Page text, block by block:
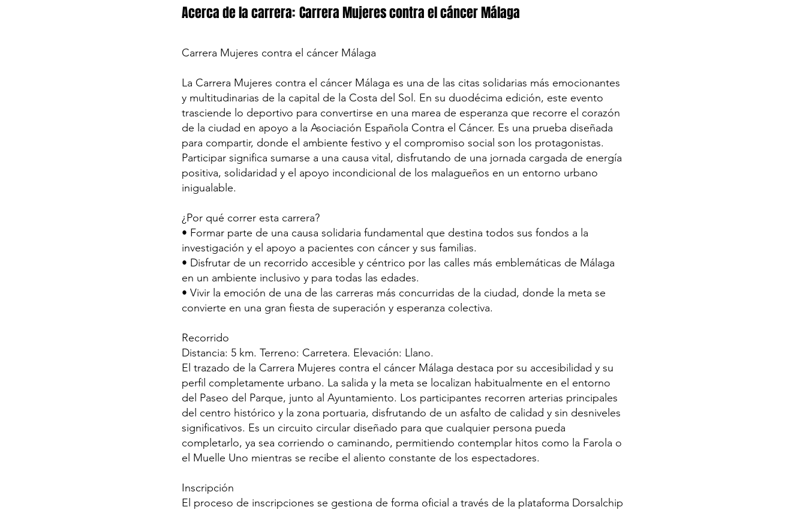
Acerca de la carrera: Carrera Mujeres contra el cáncer Málaga
Carrera Mujeres contra el cáncer Málaga
La Carrera Mujeres contra el cáncer Málaga es una de las citas solidarias más emocionantes
y multitudinarias de la capital de la Costa del Sol. En su duodécima edición, este evento
trasciende lo deportivo para convertirse en una marea de esperanza que recorre el corazón
de la ciudad en apoyo a la Asociación Española Contra el Cáncer. Es una prueba diseñada
para compartir, donde el ambiente festivo y el compromiso social son los protagonistas.
Participar significa sumarse a una causa vital, disfrutando de una jornada cargada de energía
positiva, solidaridad y el apoyo incondicional de los malagueños en un entorno urbano
inigualable.
¿Por qué correr esta carrera?
• Formar parte de una causa solidaria fundamental que destina todos sus fondos a la
investigación y el apoyo a pacientes con cáncer y sus familias.
• Disfrutar de un recorrido accesible y céntrico por las calles más emblemáticas de Málaga
en un ambiente inclusivo y para todas las edades.
• Vivir la emoción de una de las carreras más concurridas de la ciudad, donde la meta se
convierte en una gran fiesta de superación y esperanza colectiva.
Recorrido
Distancia: 5 km. Terreno: Carretera. Elevación: Llano.
El trazado de la Carrera Mujeres contra el cáncer Málaga destaca por su accesibilidad y su
perfil completamente urbano. La salida y la meta se localizan habitualmente en el entorno
del Paseo del Parque, junto al Ayuntamiento. Los participantes recorren arterias principales
del centro histórico y la zona portuaria, disfrutando de un asfalto de calidad y sin desniveles
significativos. Es un circuito circular diseñado para que cualquier persona pueda
completarlo, ya sea corriendo o caminando, permitiendo contemplar hitos como la Farola o
el Muelle Uno mientras se recibe el aliento constante de los espectadores.
Inscripción
El proceso de inscripciones se gestiona de forma oficial a través de la plataforma Dorsalchip